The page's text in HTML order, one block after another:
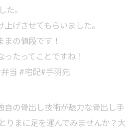
た。
げさせてもらいました。
まの値段です！
たってことですね！
当 #宅配#手羽先
自の骨出し技術が魅力な骨出し手
りまに足を運んでみませんか？大